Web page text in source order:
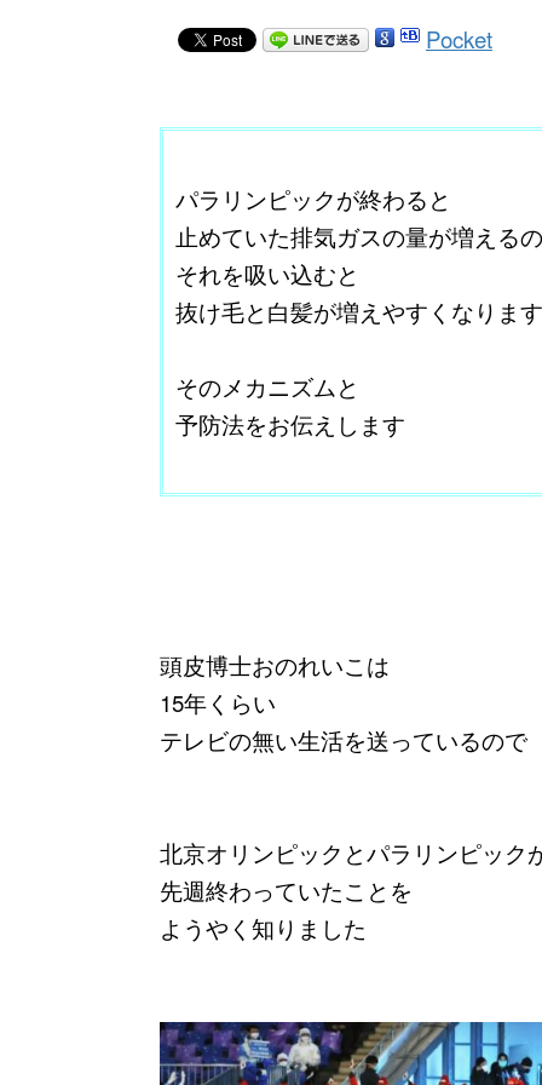
Pocket
パラリンピックが終わると
止めていた排気ガスの量が増える
それを吸い込むと
抜け毛と白髪が増えやすくなります
そのメカニズムと
予防法をお伝えします
頭皮博士おのれいこは
15年くらい
テレビの無い生活を送っているので
北京オリンピックとパラリンピック
先週終わっていたことを
ようやく知りました